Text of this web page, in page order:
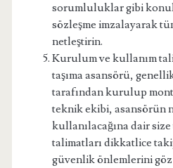
sorumluluklar gibi
sözleşme imzalayarak
netleştirin.
Kurulum ve kullanım
taşıma asansörü,
tarafından kurulup
teknik ekibi, asansörün
kullanılacağına dair
talimatları dikkatlice
güvenlik önlemlerini